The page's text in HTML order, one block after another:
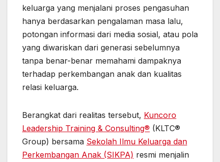
keluarga yang menjalani proses pengasuhan
hanya berdasarkan pengalaman masa lalu,
potongan informasi dari media sosial, atau pola
yang diwariskan dari generasi sebelumnya
tanpa benar-benar memahami dampaknya
terhadap perkembangan anak dan kualitas
relasi keluarga.
Berangkat dari realitas tersebut, Kuncoro
Leadership Training & Consulting® (KLTC®
Group) bersama Sekolah Ilmu Keluarga dan
Perkembangan Anak (SIKPA) resmi menjalin